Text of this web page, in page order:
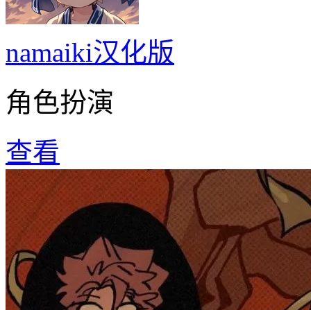
namaiki汉化版
角色扮演
查看